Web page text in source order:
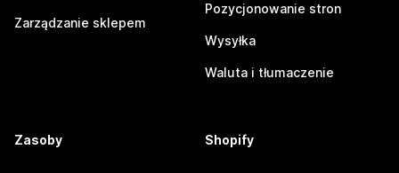
Zarządzanie sklepem
Pozycjonowanie stron
Wysyłka
Waluta i tłumaczenie
Zasoby Shopify